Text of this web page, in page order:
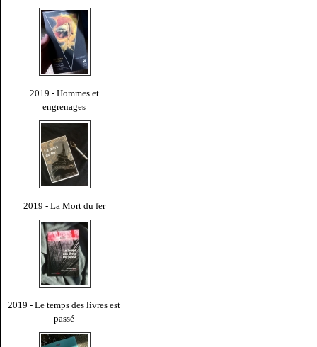
2019 - Hommes et
engrenages
2019 - La Mort du fer
2019 - Le temps des livres est
passé